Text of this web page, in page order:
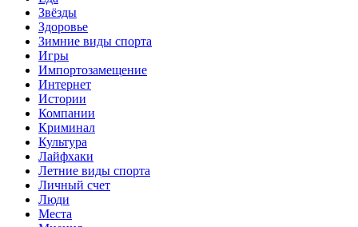
Звёзды
Здоровье
Зимние виды спорта
Игры
Импортозамещение
Интернет
Истории
Компании
Криминал
Культура
Лайфхаки
Летние виды спорта
Личный счет
Люди
Места